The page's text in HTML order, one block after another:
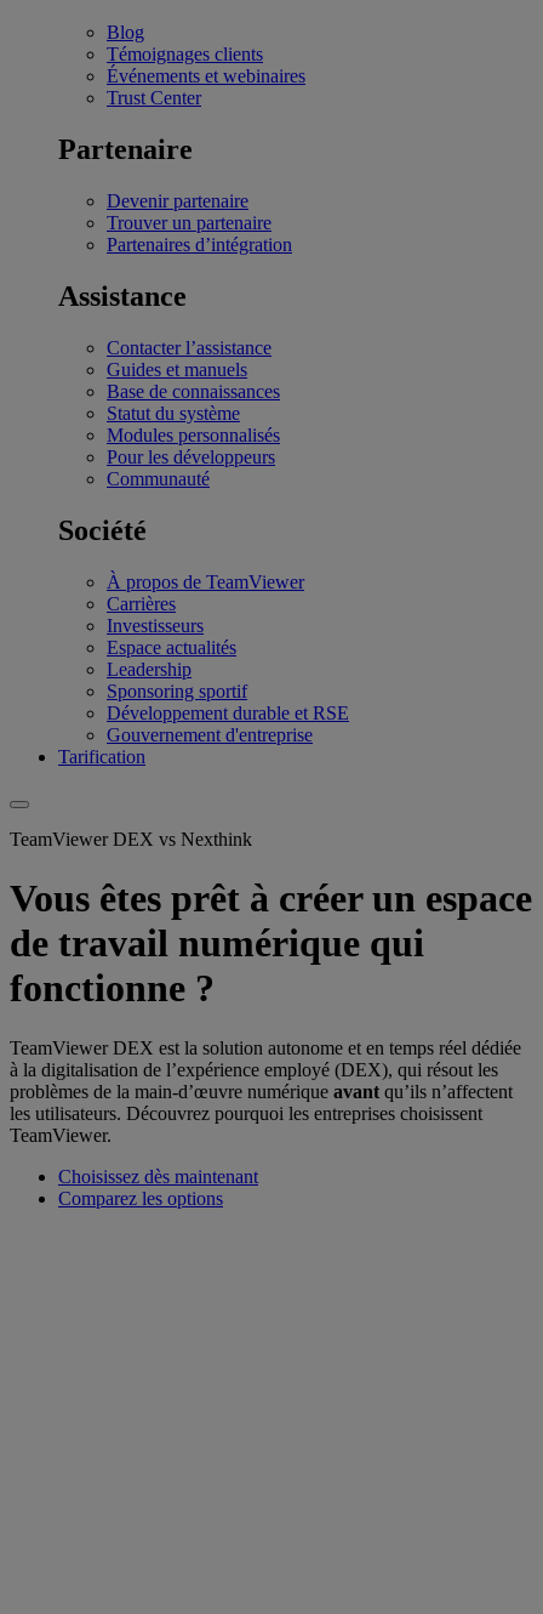
Blog
Témoignages clients
Événements et webinaires
Trust Center
Partenaire
Devenir partenaire
Trouver un partenaire
Partenaires d’intégration
Assistance
Contacter l’assistance
Guides et manuels
Base de connaissances
Statut du système
Modules personnalisés
Pour les développeurs
Communauté
Société
À propos de TeamViewer
Carrières
Investisseurs
Espace actualités
Leadership
Sponsoring sportif
Développement durable et RSE
Gouvernement d'entreprise
Tarification
TeamViewer DEX vs Nexthink
Vous êtes prêt à créer un espace
de travail numérique qui
fonctionne ?
TeamViewer DEX est la solution autonome et en temps réel dédiée
à la digitalisation de l’expérience employé (DEX), qui résout les
problèmes de la main-d’œuvre numérique avant qu’ils n’affectent
les utilisateurs. Découvrez pourquoi les entreprises choisissent
TeamViewer.
Choisissez dès maintenant
Comparez les options